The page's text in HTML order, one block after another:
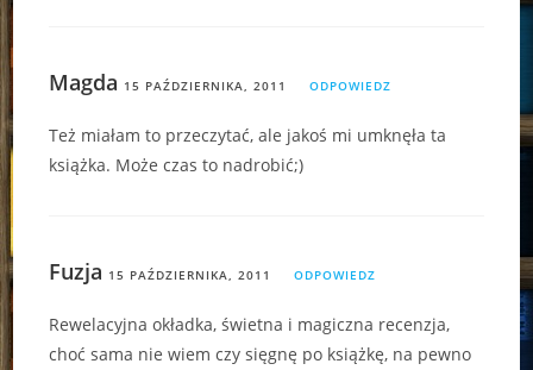
Magda 15 PAŹDZIERNIKA, 2011 ODPOWIEDZ
Też miałam to przeczytać, ale jakoś mi umknęła ta
książka. Może czas to nadrobić;)
Fuzja 15 PAŹDZIERNIKA, 2011 ODPOWIEDZ
Rewelacyjna okładka, świetna i magiczna recenzja,
choć sama nie wiem czy sięgnę po książkę, na pewno